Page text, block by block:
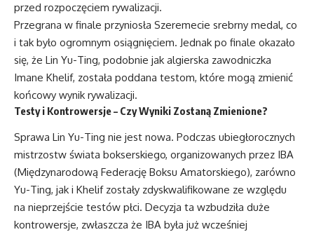
przed rozpoczęciem rywalizacji.
Przegrana w finale przyniosła Szeremecie srebrny medal, co
i tak było ogromnym osiągnięciem. Jednak po finale okazało
się, że Lin Yu-Ting, podobnie jak algierska zawodniczka
Imane Khelif, została poddana testom, które mogą zmienić
końcowy wynik rywalizacji.
Testy i Kontrowersje – Czy Wyniki Zostaną Zmienione?
Sprawa Lin Yu-Ting nie jest nowa. Podczas ubiegłorocznych
mistrzostw świata bokserskiego, organizowanych przez IBA
(Międzynarodową Federację Boksu Amatorskiego), zarówno
Yu-Ting, jak i Khelif zostały zdyskwalifikowane ze względu
na nieprzejście testów płci. Decyzja ta wzbudziła duże
kontrowersje, zwłaszcza że IBA była już wcześniej